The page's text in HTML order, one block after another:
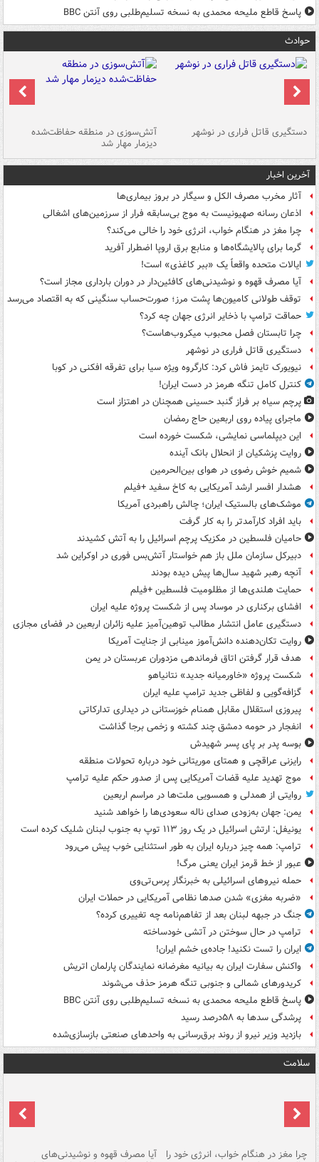
پاسخ قاطع ملیحه محمدی به نسخه تسلیم‌طلبی روی آنتن BBC
حوادث
دستگیری قاتل فراری در نوشهر آتش‌سوزی در منطقه حفاظت‌شده
دیزمار مهار شد
آخرین اخبار
آثار مخرب مصرف الکل و سیگار در بروز بیماری‌ها
اذعان رسانه صهیونیست به موج بی‌سابقه فرار از سرزمین‌های اشغالی
چرا مغز در هنگام خواب، انرژی خود را خالی می‌کند؟
گرما برای پالایشگاه‌ها و منابع برق اروپا اضطرار آفرید
ایالات متحده واقعاً یک «ببر کاغذی» است!
آیا مصرف قهوه و نوشیدنی‌های کافئین‌دار در دوران بارداری مجاز است؟
توقف طولانی کامیون‌ها پشت مرز؛ صورت‌حساب سنگینی که به اقتصاد می‌رسد
حماقت ترامپ با ذخایر انرژی جهان چه کرد؟
چرا تابستان فصل محبوب میکروب‌هاست؟
دستگیری قاتل فراری در نوشهر
نیویورک تایمز فاش کرد: کارگروه ویژه سیا برای تفرقه افکنی در کوبا
کنترل کامل تنگه هرمز در دست ایران!
پرچم سیاه بر فراز گنبد حسینی همچنان در اهتزاز است
ماجرای پیاده روی اربعین حاج رمضان
این دیپلماسی نمایشی، شکست خورده است
روایت پزشکیان از انحلال بانک آینده
شمیم خوش رضوی در هوای بین‌الحرمین
هشدار افسر ارشد آمریکایی به کاخ سفید +فیلم
موشک‌های بالستیک ایران؛ چالش راهبردی آمریکا
باید افراد کارآمدتر را به کار گرفت
حامیان فلسطین در مکزیک پرچم اسرائیل را به آتش کشیدند
دبیرکل سازمان ملل باز هم خواستار آتش‌بس فوری در اوکراین شد
آنچه رهبر شهید سال‌ها پیش دیده بودند
حمایت هلندی‌ها از مظلومیت فلسطین +فیلم
افشای برکناری در موساد پس از شکست پروژه علیه ایران
دستگیری عامل انتشار مطالب توهین‌آمیز علیه زائران اربعین در فضای مجازی
روایت تکان‌دهنده دانش‌آموز مینابی از جنایت آمریکا
هدف قرار گرفتن اتاق‌ فرماندهی مزدوران عربستان در یمن
شکست پروژه «خاورمیانه جدید» نتانیاهو
گزافه‌گویی و لفاظی جدید ترامپ علیه ایران
پیروزی استقلال مقابل همنام خوزستانی در دیداری تدارکاتی
انفجار در حومه دمشق چند کشته و زخمی برجا گذاشت
بوسه‌ پدر بر پای پسر شهیدش
رایزنی عراقچی و همتای موریتانی خود درباره تحولات منطقه
موج تهدید علیه قضات آمریکایی پس از صدور حکم علیه ترامپ
روایتی از همدلی و همسویی ملت‌ها در مراسم اربعین
یمن: جهان به‌زودی صدای ناله سعودی‌ها را خواهد شنید
یونیفل: ارتش اسرائیل در یک روز ۱۱۳ توپ به جنوب لبنان شلیک کرده است
ترامپ: همه چیز درباره ایران به طور استثنایی خوب پیش می‌رود
عبور از خط قرمز ایران یعنی مرگ!
حمله نیروهای اسرائیلی به خبرنگار پرس‌تی‌وی
«ضربه مغزی» شدن صدها نظامی آمریکایی در حملات ایران
جنگ در جبهه لبنان بعد از تفاهم‌نامه چه تغییری کرده؟
ترامپ در حال سوختن در آتشی خودساخته
ایران را تست نکنید! جاده‌ی خشم ایران!
واکنش سفارت ایران به بیانیه مغرضانه نمایندگان پارلمان اتریش
کریدورهای شمالی و جنوبی تنگه هرمز حذف می‌شوند
پاسخ قاطع ملیحه محمدی به نسخه تسلیم‌طلبی روی آنتن BBC
پرشدگی سدها به ۵۸درصد رسید
بازدید وزیر نیرو از روند برق‌رسانی به واحدهای صنعتی بازسازی‌شده
سلامت
چرا مغز در هنگام خواب، انرژی خود را آیا مصرف قهوه و نوشیدنی‌های